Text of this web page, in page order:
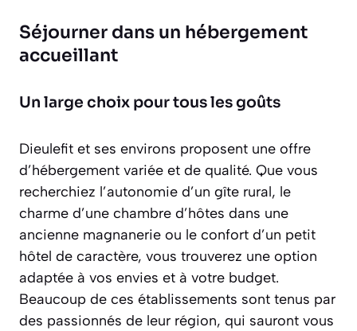
Séjourner dans un hébergement
accueillant
Un large choix pour tous les goûts
Dieulefit et ses environs proposent une offre
d’hébergement variée et de qualité. Que vous
recherchiez l’autonomie d’un gîte rural, le
charme d’une chambre d’hôtes dans une
ancienne magnanerie ou le confort d’un petit
hôtel de caractère, vous trouverez une option
adaptée à vos envies et à votre budget.
Beaucoup de ces établissements sont tenus par
des passionnés de leur région, qui sauront vous